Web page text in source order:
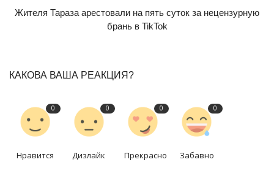
Жителя Тараза арестовали на пять суток за нецензурную
брань в TikTok
КАКОВА ВАША РЕАКЦИЯ?
0
Нравится
0
Дизлайк
0
Прекрасно
0
Забавно